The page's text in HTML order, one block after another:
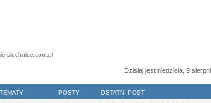
siechnice.com.pl
Dzisiaj jest niedziela, 9
TEMATY POSTY OSTATNI POST